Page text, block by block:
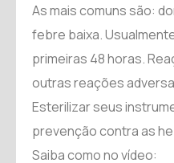
As mais comuns são:
febre baixa.
primeiras 48 horas.
outras reações
Esterilizar seus
prevenção contra as
Saiba como no vídeo: